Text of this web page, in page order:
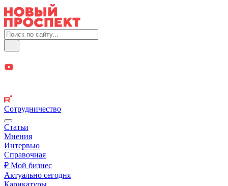
Сотрудничество
Статьи
Мнения
Интервью
Справочная
₽ Мой бизнес
Актуально сегодня
Карикатуры